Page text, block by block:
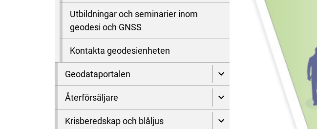
Utbildningar och seminarier inom
geodesi och GNSS
Kontakta geodesienheten
Geodataportalen
Återförsäljare
Krisberedskap och blåljus